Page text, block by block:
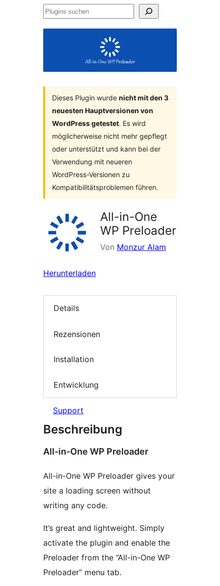
Plugins
Dieses Plugin wurde nicht mit den 3
neuesten Hauptversionen von
WordPress getestet. Es wird
möglicherweise nicht mehr gepflegt
oder unterstützt und kann bei der
Verwendung mit neueren
WordPress-Versionen zu
Kompatibilitätsproblemen führen.
All-in-One
WP Preloader
Von Monzur Alam
Herunterladen
Details
Rezensionen
Installation
Entwicklung
Support
Beschreibung
All-in-One WP Preloader
All-in-One WP Preloader gives your
site a loading screen without
writing any code.
It’s great and lightweight. Simply
activate the plugin and enable the
Preloader from the “All-in-One WP
Preloader” menu tab.